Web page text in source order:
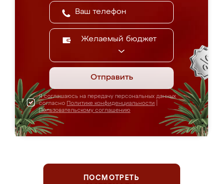
Желаемый бюджет
Отправить
Я соглашаюсь на передачу персональных данных
согласно Политике конфиденциальности
Пользовательскому соглашению
ПОСМОТРЕТЬ